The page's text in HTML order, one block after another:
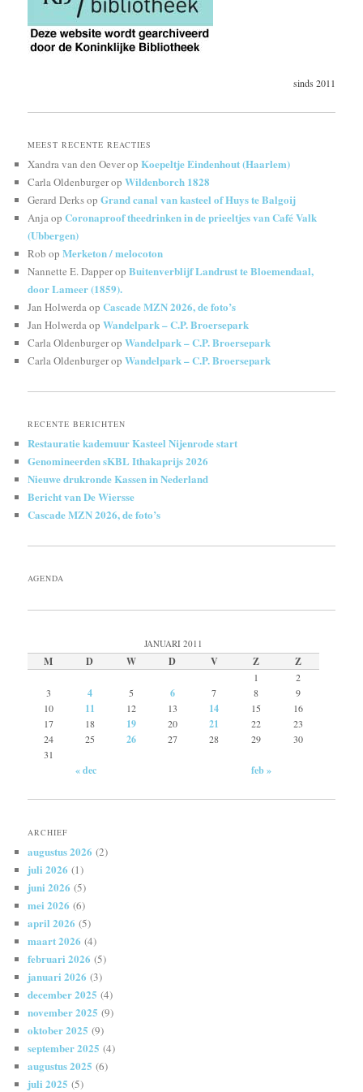
sinds 2011
MEEST RECENTE REACTIES
Xandra van den OeveropKoepeltje Eindenhout (Haarlem)
Carla OldenburgeropWildenborch 1828
Gerard DerksopGrand canal van kasteel of Huys te Balgoij
AnjaopCoronaproof theedrinken in de prieeltjes van Café Valk
(Ubbergen)
Rob opMerketon / melocoton
Nannette E. DapperopBuitenverblijf Landrust te Bloemendaal,
door Lameer (1859).
Jan HolwerdaopCascade MZN 2026, de foto’s
Jan HolwerdaopWandelpark – C.P. Broersepark
Carla OldenburgeropWandelpark – C.P. Broersepark
Carla OldenburgeropWandelpark – C.P. Broersepark
RECENTE BERICHTEN
Restauratie kademuur Kasteel Nijenrode start
Genomineerden sKBL Ithakaprijs 2026
Nieuwe drukronde Kassen in Nederland
Bericht van De Wiersse
Cascade MZN 2026, de foto’s
AGENDA
JANUARI 2011
M D W D V Z Z
1
2
3
4 5 6 7 8
9
10
11 12 13 14 15
16
17
18 19 20 21 22
23
24
25 26 27 28 29
30
31
« dec feb »
ARCHIEF
augustus 2026 (2)
juli 2026 (1)
juni 2026 (5)
mei 2026 (6)
april 2026 (5)
maart 2026 (4)
februari 2026 (5)
januari 2026 (3)
december 2025 (4)
november 2025 (9)
oktober 2025 (9)
september 2025 (4)
augustus 2025 (6)
juli 2025 (5)